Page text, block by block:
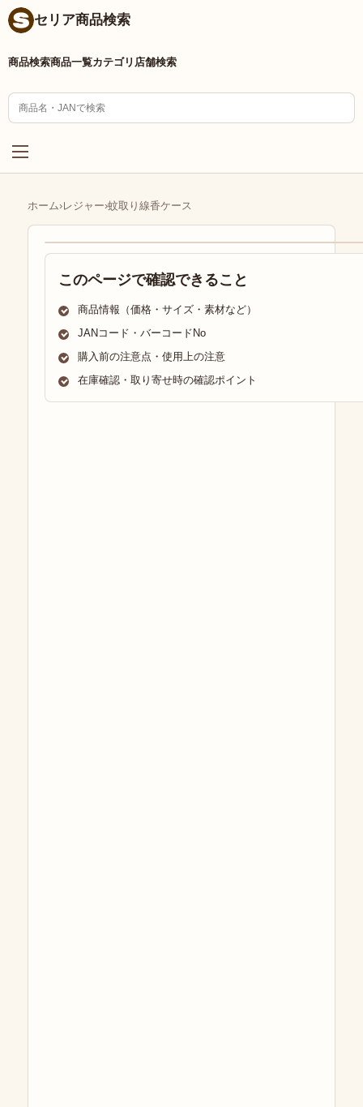
セリア商品検索
商品検索商品一覧カテゴリ 店舗検索
ホーム›レジャー›蚊取り線香ケース
このページで確認できること
商品情報（価格・サイズ・素材など）
JANコード・バーコードNo
購入前の注意点・使用上の注意
在庫確認・取り寄せ時の確認ポイント